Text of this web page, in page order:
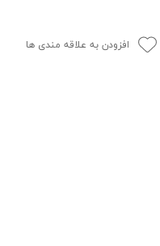
افزودن به علاقه مندی ها